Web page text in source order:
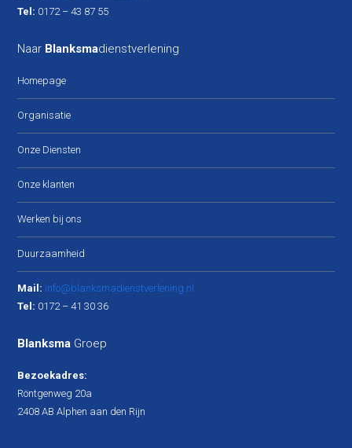
Tel: 0172 – 43 87 55
Naar Blanksmadienstverlening
Homepage
Organisatie
Onze Diensten
Onze klanten
Werken bij ons
Duurzaamheid
Mail: info@blanksmadienstverlening.nl
Tel: 0172 – 41 30 36
Blanksma Groep
Bezoekadres:
Röntgenweg 20a
2408 AB Alphen aan den Rijn